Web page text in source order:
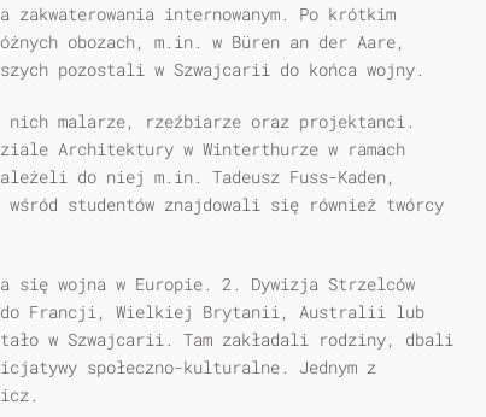
internowanym. Po krótkim
obozach, m.in. w Büren an der Aare,
pozostali w Szwajcarii do końca wojny.
malarze, rzeźbiarze oraz projektanci.
Architektury w Winterthurze w ramach
do niej m.in. Tadeusz Fuss-Kaden,
wśród studentów znajdowali się również twórcy
się wojna w Europie. 2. Dywizja Strzelców
do Francji, Wielkiej Brytanii, Australii lub
w Szwajcarii. Tam zakładali rodziny, dbali
społeczno-kulturalne. Jednym z